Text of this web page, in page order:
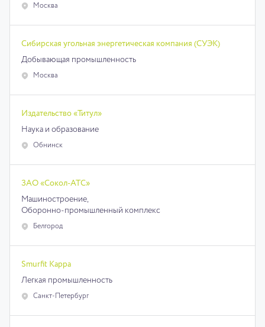
Москва
Сибирская угольная энергетическая компания (СУЭК)
Добывающая промышленность
Москва
Издательство «Титул»
Наука и образование
Обнинск
ЗАО «Сокол-АТС»
Машиностроение,
Оборонно-промышленный комплекс
Белгород
Smurfit Kappa
Легкая промышленность
Санкт-Петербург